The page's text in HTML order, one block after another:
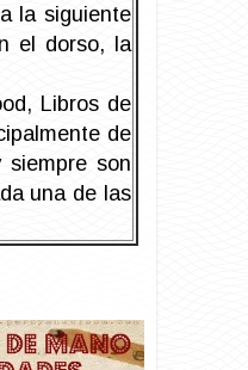
la siguiente
el dorso, la
Libros de
de
siempre son
una de las